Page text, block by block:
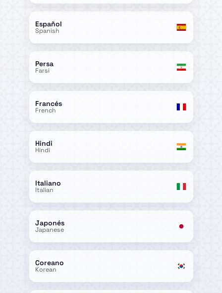
Español
Spanish
Persa
Farsi
Francés
French
Hindi
Hindi
Italiano
Italian
Japonés
Japanese
Coreano
Korean